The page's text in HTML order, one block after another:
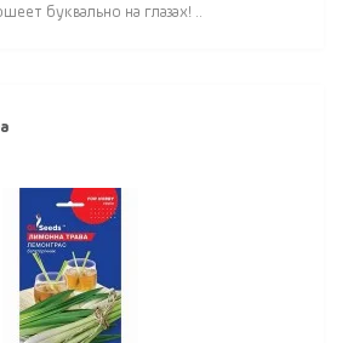
буквально на глазах! ..